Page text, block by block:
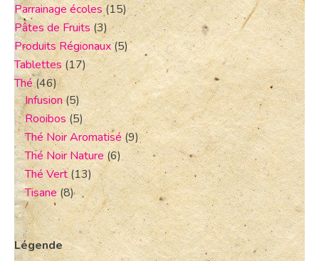
Parrainage écoles (15)
Pâtes de Fruits (3)
Produits Régionaux(5)
Tablettes(17)
Thé (46)
Infusion(5)
Rooibos (5)
Thé Noir Aromatisé (9)
Thé Noir Nature (6)
Thé Vert (13)
Tisane (8)
Légende